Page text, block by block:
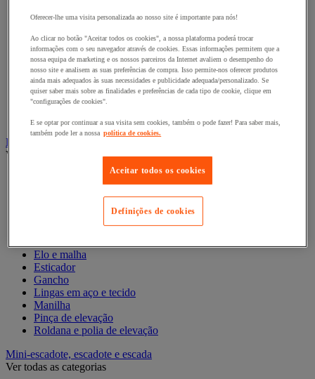
Estante para coroas e rolos
Estantes de cargas médias
Estantes de cargas pesadas
Estantes de paletes
Estantes para a indústria automóvel
Estantes para cargas compridas
Estantes para lojas e sistemas de grande distribuição
Mezaninos de armazém
Linga e acessório de elevação
Ver todas as categorias
Correia e barra de estiva
Corrente em aço
Elo e malha
Esticador
Gancho
Lingas em aço e tecido
Manilha
Pinça de elevação
Roldana e polia de elevação
Mini-escadote, escadote e escada
Ver todas as categorias
Oferecer-lhe uma visita personalizada ao nosso site é importante para nós!
Ao clicar no botão "Aceitar todos os cookies", a nossa plataforma poderá trocar
informações com o seu navegador através de cookies. Essas informações permitem que a
nossa equipa de marketing e os nossos parceiros da Internet avaliem o desempenho do
nosso site e analisem as suas preferências de compra. Isso permite-nos oferecer produtos
ainda mais adequados às suas necessidades e publicidade adequada/personalizado. Se
quiser saber mais sobre as finalidades e preferências de cada tipo de cookie, clique em
"configurações de cookies".
E se optar por continuar a sua visita sem cookies, também o pode fazer! Para saber mais,
também pode ler a nossa política de cookies.
Aceitar todos os cookies
Definições de cookies